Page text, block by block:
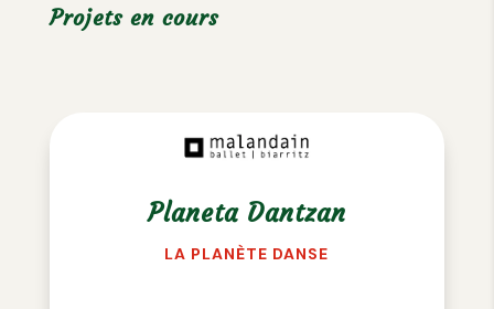
Projets en cours
Planeta Dantzan
LA PLANÈTE DANSE